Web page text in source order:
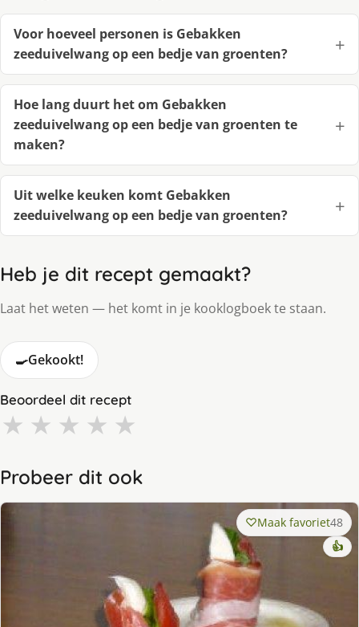
Voor hoeveel personen is Gebakken
zeeduivelwang op een bedje van groenten?
Hoe lang duurt het om Gebakken
zeeduivelwang op een bedje van groenten te
maken?
Uit welke keuken komt Gebakken
zeeduivelwang op een bedje van groenten?
Heb je dit recept gemaakt?
Laat het weten — het komt in je kooklogboek te staan.
🍳Gekookt!
Beoordeel dit recept
★ ★ ★ ★ ★
Probeer dit ook
Maak favoriet48
👍